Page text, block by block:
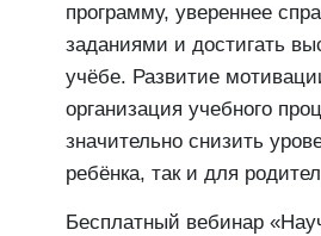
программу, увереннее
заданиями и достигать
учёбе. Развитие
организация учебного
значительно снизить
ребёнка, так и для
Бесплатный вебинар